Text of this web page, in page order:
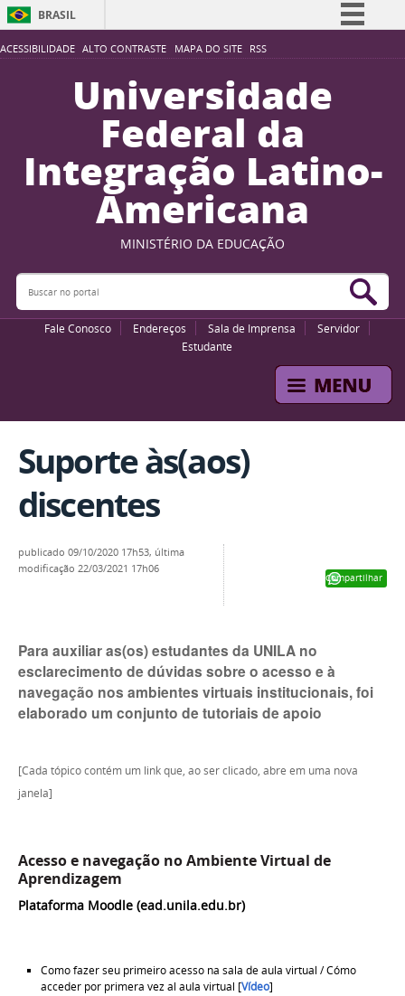
ACESSIBILIDADE ALTO CONTRASTE MAPA DO SITE RSS
BRASIL
Simplifique!
Participe
Acesso à informação
Legislação
Canais
Universidade
Federal da
Integração Latino-
Americana
MINISTÉRIO DA EDUCAÇÃO
Buscar no portal
Fale Conosco Endereços Sala de Imprensa
Servidor
Estudante
Suporte às(aos)
discentes
Compartilhar
publicado 09/10/2020 17h53, última
modificação 22/03/2021 17h06
Para auxiliar as(os) estudantes da UNILA no
esclarecimento de dúvidas sobre o acesso e à
navegação nos ambientes virtuais institucionais, foi
elaborado um conjunto de tutoriais de apoio
[Cada tópico contém um link que, ao ser clicado, abre em uma nova
janela]
Acesso e navegação no Ambiente Virtual de
Aprendizagem
Plataforma Moodle (ead.unila.edu.br)
Como fazer seu primeiro acesso na sala de aula virtual / Cómo
acceder por primera vez al aula virtual [Vídeo]